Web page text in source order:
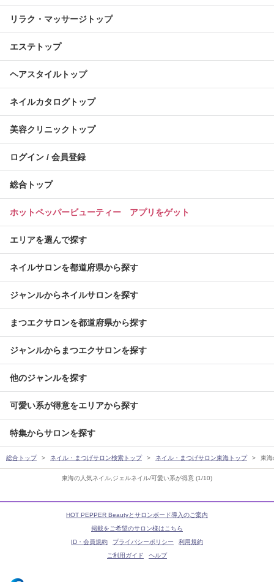
東海の人気ネイル,ジェルネイル/可愛い系が得意 (1/10)
リラク・マッサージトップ
エステトップ
ヘアスタイルトップ
ネイルカタログトップ
美容クリニックトップ
ログイン / 会員登録
総合トップ
ホットペッパービューティー アプリをゲット
エリアを選んで探す
ネイルサロンを都道府県から探す
ジャンルからネイルサロンを探す
まつエクサロンを都道府県から探す
ジャンルからまつエクサロンを探す
他のジャンルを探す
可愛い系が得意をエリアから探す
特集からサロンを探す
総合トップ ネイル・まつげサロン検索トップ ネイル・まつげサロン東海トップ 東海
HOT PEPPER Beautyとサロンボード導入のご案内
掲載をご希望のサロン様はこちら
ID・会員規約
プライバシーポリシー
利用規約
ご利用ガイド
ヘルプ